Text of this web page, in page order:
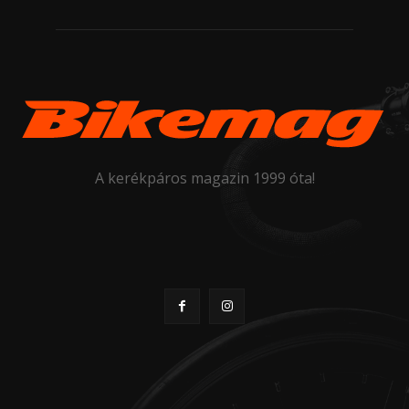
A kerékpáros magazin 1999 óta!